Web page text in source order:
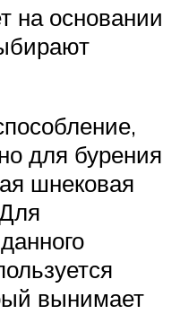
на основании
для бурения
шнековая
вынимает